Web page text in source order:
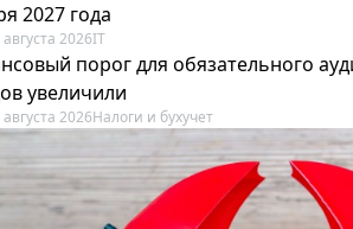
2027 года
2026IT
порог для обязательного
увеличили
2026Налоги и бухучет